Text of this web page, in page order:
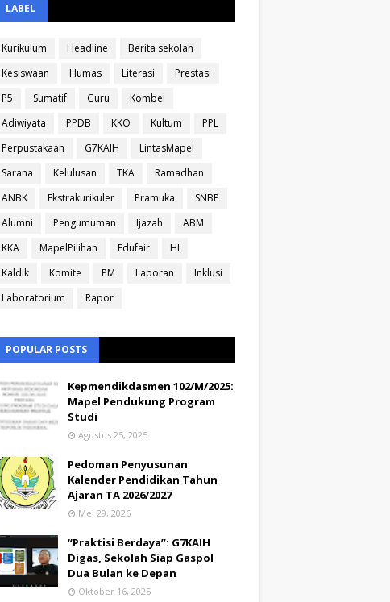
LABEL
Kurikulum Headline
Berita sekolah
Kesiswaan
Humas Literasi
Prestasi
P5
Sumatif Guru
Kombel
Adiwiyata
PPDB KKO Kultum
PPL
Perpustakaan
G7KAIH
LintasMapel
Sarana
Kelulusan TKA
Ramadhan
ANBK
Ekstrakurikuler Pramuka
SNBP
Alumni
Pengumuman Ijazah
ABM
KKA
MapelPilihan Edufair
HI
Kaldik
Komite PM Laporan
Inklusi
Laboratorium
Rapor
POPULAR POSTS
Kepmendikdasmen 102/M/2025:
Mapel Pendukung Program
Studi
Agustus 25, 2025
Pedoman Penyusunan
Kalender Pendidikan Tahun
Ajaran TA 2026/2027
Mei 29, 2026
“Praktisi Berdaya”: G7KAIH
Digas, Sekolah Siap Gaspol
Dua Bulan ke Depan
Oktober 16, 2025